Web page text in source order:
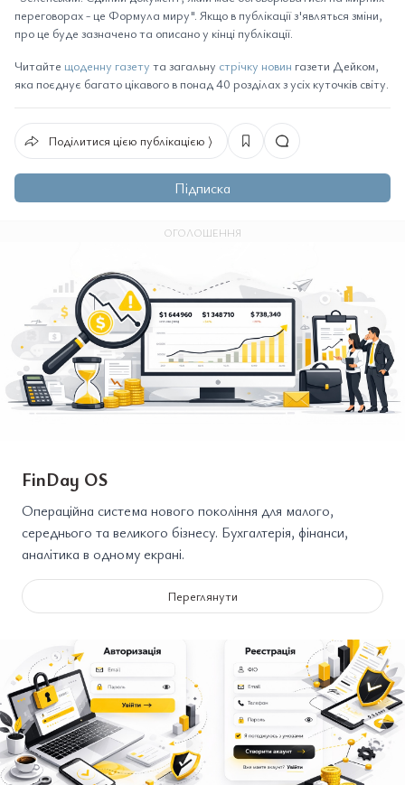
переговорах - це Формула миру". Якщо в публікації з'являться зміни,
про це буде зазначено та описано у кінці публікації.
Читайте щоденну газету та загальну стрічку новин газети Дейком,
яка поєднує багато цікавого в понад 40 розділах з усіх куточків світу.
Поділитися цією публікацією ⟩
Підписка
ОГОЛОШЕННЯ
FinDay OS
Операційна система нового покоління для малого,
середнього та великого бізнесу. Бухгалтерія, фінанси,
аналітика в одному екрані.
Переглянути